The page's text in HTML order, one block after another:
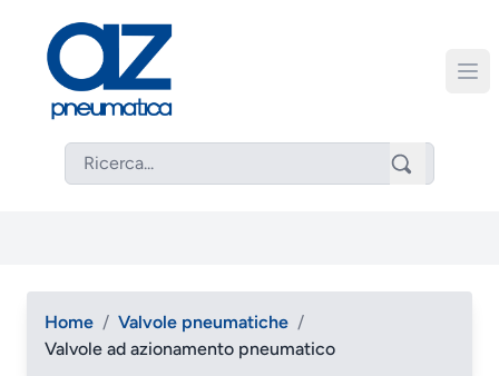
Home / Valvole pneumatiche /
Valvole ad azionamento pneumatico